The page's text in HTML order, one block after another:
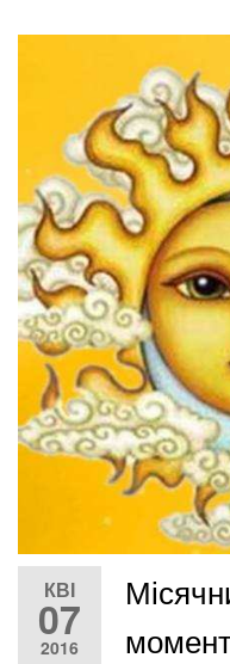
КВІ
07
2016